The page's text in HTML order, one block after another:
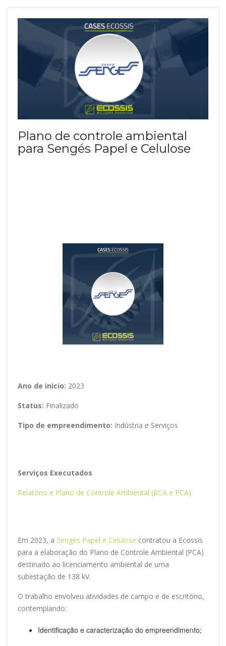
Plano de controle ambiental
para Sengés Papel e Celulose
Ano de inicio: 2023
Status: Finalizado
Tipo de empreendimento: Indústria e Serviços
Serviços Executados
Relatório e Plano de Controle Ambiental (RCA e PCA)
Em 2023, a Sengés Papel e Celulose contratou a Ecossis
para a elaboração do Plano de Controle Ambiental (PCA)
destinado ao licenciamento ambiental de uma
subestação de 138 kV.
O trabalho envolveu atividades de campo e de escritório,
contemplando:
Identificação e caracterização do empreendimento;